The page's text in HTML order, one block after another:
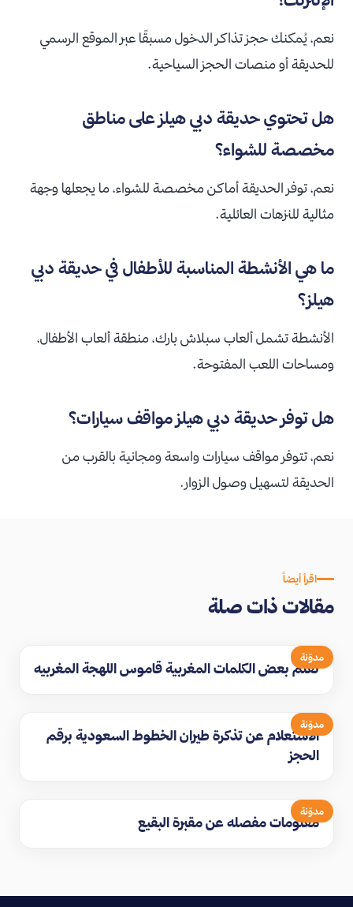
نعم، يُمكنك حجز تذاكر الدخول مسبقًا عبر الموقع الرسمي
للحديقة أو منصات الحجز السياحية.
هل تحتوي حديقة دبي هيلز على مناطق
مخصصة للشواء؟
نعم، توفر الحديقة أماكن مخصصة للشواء، ما يجعلها وجهة
مثالية للنزهات العائلية.
ما هي الأنشطة المناسبة للأطفال في حديقة دبي
هيلز؟
الأنشطة تشمل ألعاب سبلاش بارك، منطقة ألعاب الأطفال،
ومساحات اللعب المفتوحة.
هل توفر حديقة دبي هيلز مواقف سيارات؟
نعم، تتوفر مواقف سيارات واسعة ومجانية بالقرب من
الحديقة لتسهيل وصول الزوار.
اقرأ أيضاً
مقالات ذات صلة
مدوّنة
تعلم بعض الكلمات المغربية قاموس اللهجة المغربيه
مدوّنة
الاستعلام عن تذكرة طيران الخطوط السعودية برقم
الحجز
مدوّنة
معلومات مفصله عن مقبرة البقيع